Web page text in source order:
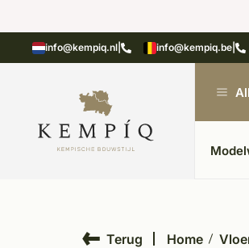
info@kempiq.nl info@kempiq.be
in kempische bouwstijl
Terug Home